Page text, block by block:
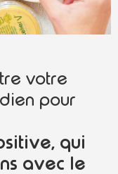
votre
pour
qui
avec le